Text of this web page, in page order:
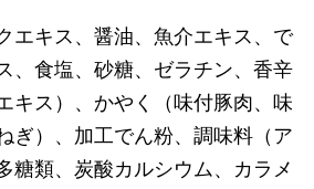
エキス、醤油、魚介エキス、で
、食塩、砂糖、ゼラチン、香辛
キス）、かやく（味付豚肉、味
ぎ）、加工でん粉、調味料（ア
糖類、炭酸カルシウム、カラメ